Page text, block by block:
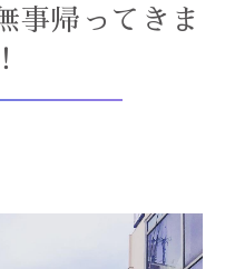
事帰ってきま